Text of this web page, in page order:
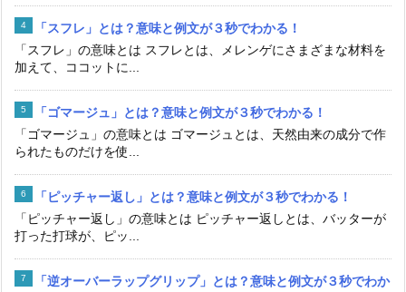
「スフレ」とは？意味と例文が３秒でわかる！
「スフレ」の意味とは スフレとは、メレンゲにさまざまな材料を
加えて、ココットに...
「ゴマージュ」とは？意味と例文が３秒でわかる！
「ゴマージュ」の意味とは ゴマージュとは、天然由来の成分で作
られたものだけを使...
「ピッチャー返し」とは？意味と例文が３秒でわかる！
「ピッチャー返し」の意味とは ピッチャー返しとは、バッターが
打った打球が、ピッ...
「逆オーバーラップグリップ」とは？意味と例文が３秒でわか